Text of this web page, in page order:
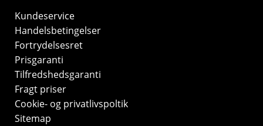
Kundeservice
Handelsbetingelser
Fortrydelsesret
Prisgaranti
Tilfredshedsgaranti
Fragt priser
Cookie- og privatlivspoltik
Sitemap